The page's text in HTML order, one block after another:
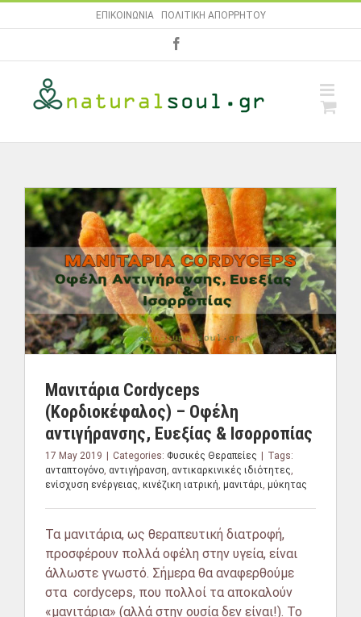
to
ΕΠΙΚΟΙΝΩΝΙΑ| ΠΟΛΙΤΙΚΗ ΑΠΟΡΡΗΤΟΥ
Μανιτάρια Cordyceps
(Κορδιοκέφαλος) – Οφέλη
αντιγήρανσης, Ευεξίας & Ισορροπίας
17 May 2019 Categories: Φυσικές Θεραπείες
Tags:
ανταπτογόνο, αντιγήρανση, αντικαρκινικές ιδιότητες,
ενίσχυση ενέργειας, κινέζικη ιατρική, μανιτάρι, μύκητας
Τα μανιτάρια, ως θεραπευτική διατροφή,
προσφέρουν πολλά οφέλη στην υγεία, είναι
άλλωστε γνωστό. Σήμερα θα αναφερθούμε
στα cordyceps, που πολλοί τα αποκαλούν
«μανιτάρια» (αλλά στην ουσία δεν είναι!). Το